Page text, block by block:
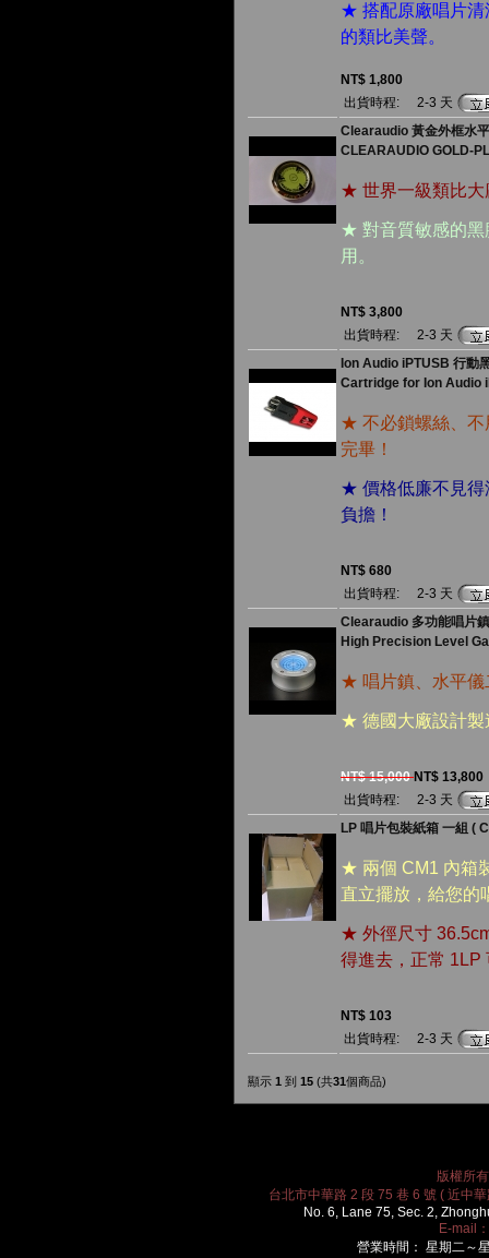
★ 搭配原廠唱片清
的類比美聲。
NT$ 1,800
出貨時程:
2-3 天
Clearaudio 黃金外框水
CLEARAUDIO GOLD-
★ 世界一級類比大
★ 對音質敏感的黑
用。
NT$ 3,800
出貨時程:
2-3 天
Ion Audio iPTUSB 行動
Cartridge for Ion Audio
★ 不必鎖螺絲、不
完畢！
★ 價格低廉不見得
負擔！
NT$ 680
出貨時程:
2-3 天
Clearaudio 多功能唱片鎮
High Precision Level
★ 唱片鎮、水平儀
★ 德國大廠設計製
NT$ 15,000NT$ 13,800
出貨時程:
2-3 天
LP 唱片包裝紙箱 一組 (
★ 兩個 CM1 內箱
直立擺放，給您的
★ 外徑尺寸
得進去，正常 1LP
NT$ 103
出貨時程:
2-3 天
顯示 1 到 15 (共31個商品)
版權所
台北市中華路 2 段 75 巷 6 號 ( 近中
No. 6, Lane 75, Sec. 2,
E-mail：
營業時間： 星期二～